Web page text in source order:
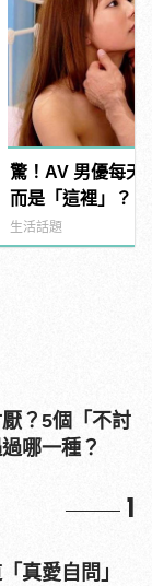
驚！AV 男優每天
而是「這裡」？ |
型男
生活話題
？5個「不討
哪一種？
1
真愛自問」